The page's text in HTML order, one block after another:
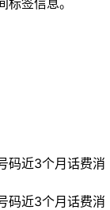
码近3个月话费消
码近3个月话费消